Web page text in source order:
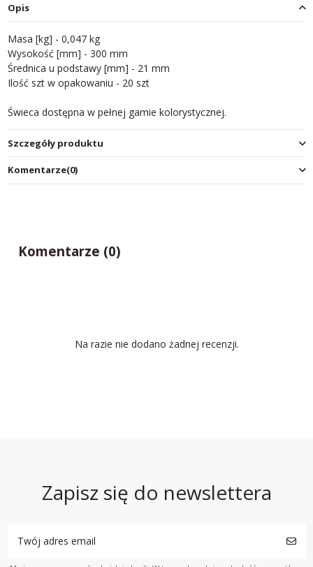
Opis
Masa [kg] - 0,047 kg
Wysokość [mm] - 300 mm
Średnica u podstawy [mm] - 21 mm
Ilość szt w opakowaniu - 20 szt
Świeca dostępna w pełnej gamie kolorystycznej.
Szczegóły produktu
Komentarze(0)
Komentarze (0)
Na razie nie dodano żadnej recenzji.
Zapisz się do newslettera